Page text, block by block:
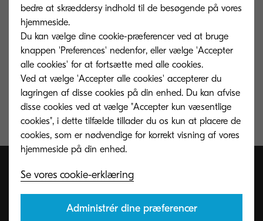
500-arks universalkassette, også til A6-format
Op til 5 papirfødere til fleksibel mediesupport
Understøtter mobil udskrivning inkl. AirPrint
Støjsvag udskrivning, ingen støj i dvaletilstand
Exceptionelt lave udskriftsomkostninger i sin klasse
bedre at skræddersy indhold til de besøgende på vores
hjemmeside.
Du kan vælge dine cookie-præferencer ved at bruge
knappen 'Preferences' nedenfor, eller vælge 'Accepter
alle cookies' for at fortsætte med alle cookies.
Ved at vælge 'Accepter alle cookies' accepterer du
lagringen af ​​disse cookies på din enhed. Du kan afvise
disse cookies ved at vælge "Accepter kun væsentlige
cookies", i dette tilfælde tillader du os kun at placere de
cookies, som er nødvendige for korrekt visning af vores
Se vores cookie-erklæring
Administrér dine præferencer